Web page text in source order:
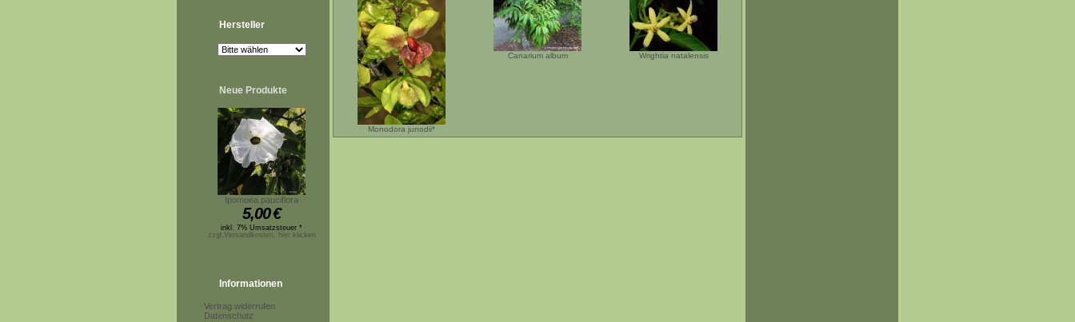
Hersteller
Neue Produkte
Ipomoea pauciflora
5,00€
inkl. 7% Umsatzsteuer *
zzgl.Versandkosten, hier klicken
Informationen
Vertrag widerrufen
Datenschutz
Monodora junodii*
Canarium album Wrightia natalensis